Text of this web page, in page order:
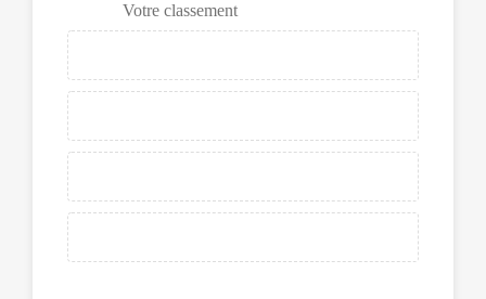
lecteur
d'écran
en
mode
focus.
Ensuite
pour
déplacer
un
élément,
appuyer
sur
Votre classement